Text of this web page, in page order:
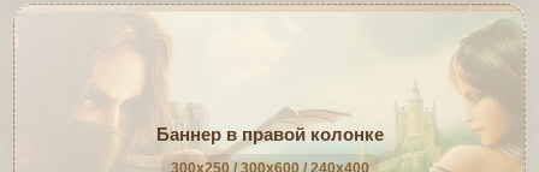
Баннер в правой колонке